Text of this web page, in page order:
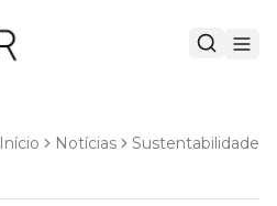
Início Notícias Sustentabilidade